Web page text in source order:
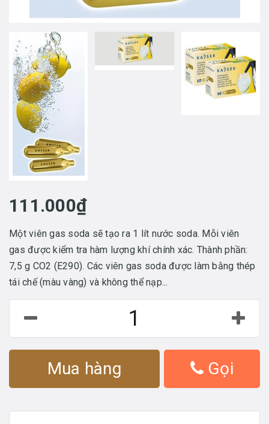
111.000₫
Một viên gas soda sẽ tạo ra 1 lít nước soda. Mỗi viên
gas được kiểm tra hàm lượng khí chính xác. Thành phần:
7,5 g CO2 (E290). Các viên gas soda được làm bằng thép
tái chế (màu vàng) và không thể nạp...
Mua hàng Gọi